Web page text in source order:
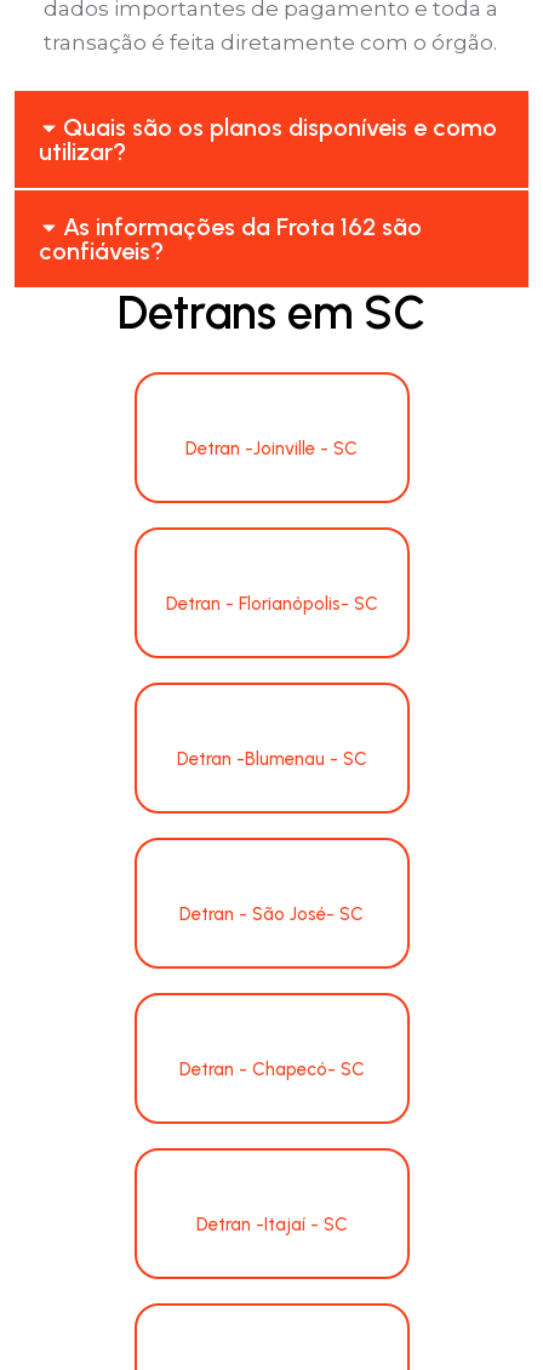
dados importantes de pagamento e toda a
transação é feita diretamente com o órgão.
Quais são os planos disponíveis e como
utilizar?
As informações da Frota 162 são
confiáveis?
Detrans em SC
Detran -Joinville - SC
Detran - Florianópolis- SC
Detran -Blumenau - SC
Detran - São José- SC
Detran - Chapecó- SC
Detran -Itajaí - SC